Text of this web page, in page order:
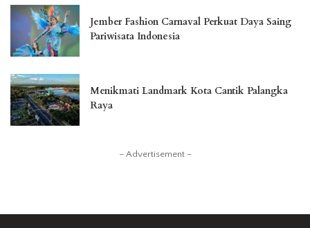
Jember Fashion Carnaval Perkuat Daya Saing
Pariwisata Indonesia
Menikmati Landmark Kota Cantik Palangka
Raya
– Advertisement –